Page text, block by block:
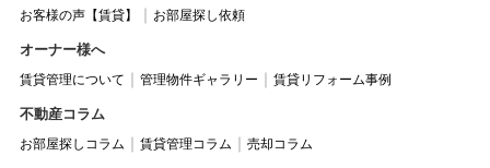
お客様の声【賃貸】
お部屋探し依頼
オーナー様へ
賃貸管理について 管理物件ギャラリー 賃貸リフォーム事例
不動産コラム
お部屋探しコラム 賃貸管理コラム 売却コラム